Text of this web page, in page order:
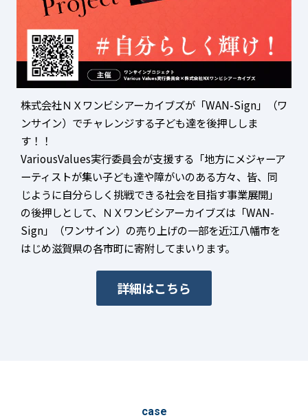
株式会社ＮＸワンビシアーカイブズが「WAN-Sign」（ワ
ンサイン）でチャレンジする⼦ども達を後押ししま
す！！
VariousValues実⾏委員会が⽀援する「地⽅にメジャーア
ーティストが集い⼦ども達や障がいのある⽅々、皆、同
じように⾃分らしく挑戦できる社会を⽬指す事業展開」
の後押しとして、ＮＸワンビシアーカイブズは「WAN-
Sign」（ワンサイン）の売り上げの⼀部を近江⼋幡市を
はじめ滋賀県の各市町に寄附してまいります。
詳細はこちら
case